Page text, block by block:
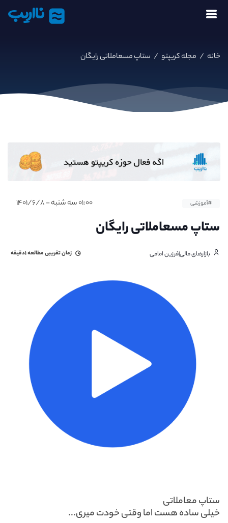
نااریب
خانه / مجله کریپتو / ستاپ مسعاملاتی رایگان
#آموزشی ۰۱:۰۰ سه شنبه - ۱۴۰۱/۶/۸
ستاپ مسعاملاتی رایگان
بازارهای مالی|فرزین امامی زمان تقریبی مطالعه۱دقیقه
ستاپ معاملاتی
خیلی ساده هست اما وقتی خودت میری...